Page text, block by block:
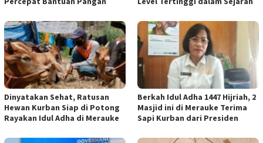
Dinyatakan Sehat, Ratusan
Hewan Kurban Siap di Potong
Rayakan Idul Adha di Merauke
Berkah Idul Adha 1447 Hijriah, 2
Masjid ini di Merauke Terima
Sapi Kurban dari Presiden